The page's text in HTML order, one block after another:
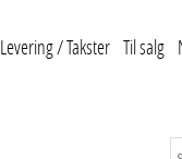
Levering / Takster Til salg